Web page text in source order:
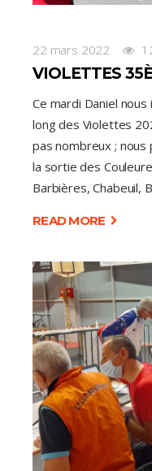
22 mars 2022
VIOLETTES
Ce mardi Daniel
long des Violettes
pas nombreux ;
la sortie des
Barbières, Chabeuil,
READ MORE